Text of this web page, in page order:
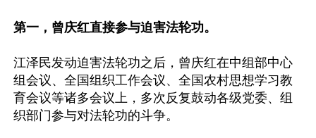
第一，曾庆红直接参与迫害法轮功。
江泽民发动迫害法轮功之后，曾庆红在中组部中心
组会议、全国组织工作会议、全国农村思想学习教
育会议等诸多会议上，多次反复鼓动各级党委、组
织部门参与对法轮功的斗争。